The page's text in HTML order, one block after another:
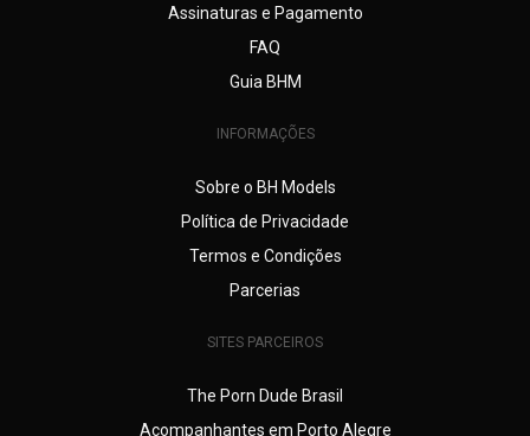
Assinaturas e Pagamento
FAQ
Guia BHM
INFORMAÇÕES
Sobre o BH Models
Política de Privacidade
Termos e Condições
Parcerias
SITES PARCEIROS
The Porn Dude Brasil
Acompanhantes em Porto Alegre